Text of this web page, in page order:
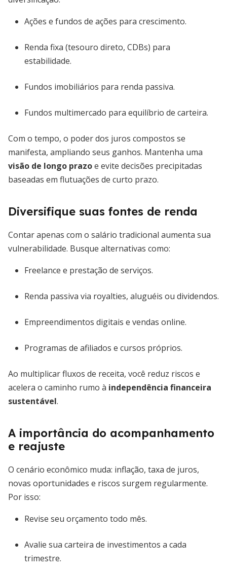
Ações e fundos de ações para crescimento.
Renda fixa (tesouro direto, CDBs) para
estabilidade.
Fundos imobiliários para renda passiva.
Fundos multimercado para equilíbrio de carteira.
Com o tempo, o poder dos juros compostos se
manifesta, ampliando seus ganhos. Mantenha uma
visão de longo prazoe evite decisões precipitadas
baseadas em flutuações de curto prazo.
Diversifique suas fontes de renda
Contar apenas com o salário tradicional aumenta sua
vulnerabilidade. Busque alternativas como:
Freelance e prestação de serviços.
Renda passiva via royalties, aluguéis ou dividendos.
Empreendimentos digitais e vendas online.
Programas de afiliados e cursos próprios.
Ao multiplicar fluxos de receita, você reduz riscos e
acelera o caminho rumo à independência financeira
sustentável.
A importância do acompanhamento
e reajuste
O cenário econômico muda: inflação, taxa de juros,
novas oportunidades e riscos surgem regularmente.
Por isso:
Revise seu orçamento todo mês.
Avalie sua carteira de investimentos a cada
trimestre.